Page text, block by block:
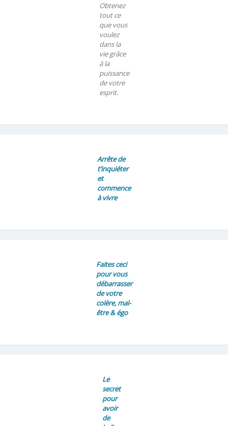
Obtenez
tout ce
que vous
voulez
dans la
vie grâce
à la
puissance
de votre
esprit.
Arrête de
t’inquiéter
et
commence
à vivre
Faites ceci
pour vous
débarrasser
de votre
colère, mal-
être & égo
Le
secret
pour
avoir
de